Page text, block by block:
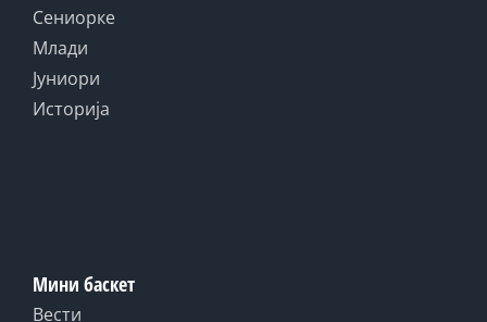
Сениорке
Млади
Јуниори
Историја
Мини баскет
Вести